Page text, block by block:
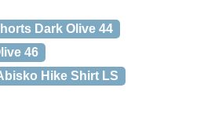
Dark Olive 44
46
Hike Shirt LS